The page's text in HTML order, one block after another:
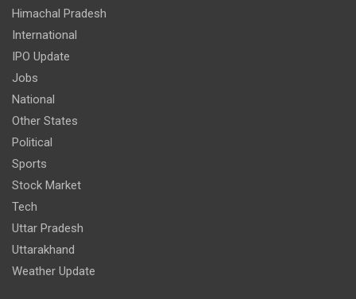
Himachal Pradesh
International
IPO Update
Jobs
National
Other States
Political
Sports
Stock Market
Tech
Uttar Pradesh
Uttarakhand
Weather Update